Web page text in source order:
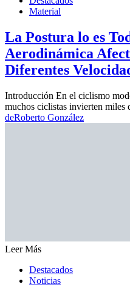
Material
La Postura lo es
Aerodinámica
Diferentes
Introducción En el ciclismo
muchos ciclistas invierten miles
deRoberto González
Leer Más
Destacados
Noticias